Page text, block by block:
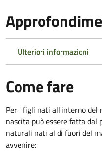
Ulteriori informazioni
Come fare
Per i figli nati all'interno del
nascita può essere fatta dal
naturali nati al di fuori del
avvenire: